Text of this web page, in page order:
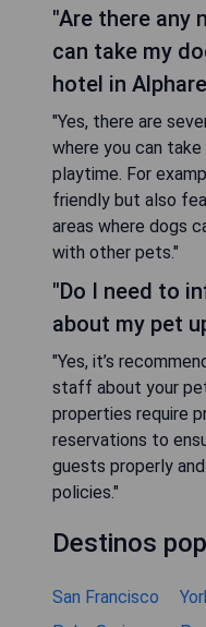
"Are there any
can take my
hotel in
"Yes, there are
where you can
playtime. For
friendly but also
areas where dogs
with other pets."
"Do I need to
about my pet
"Yes, it’s
staff about your
properties require
reservations to
guests properly
policies."
Destinos
San Francisco